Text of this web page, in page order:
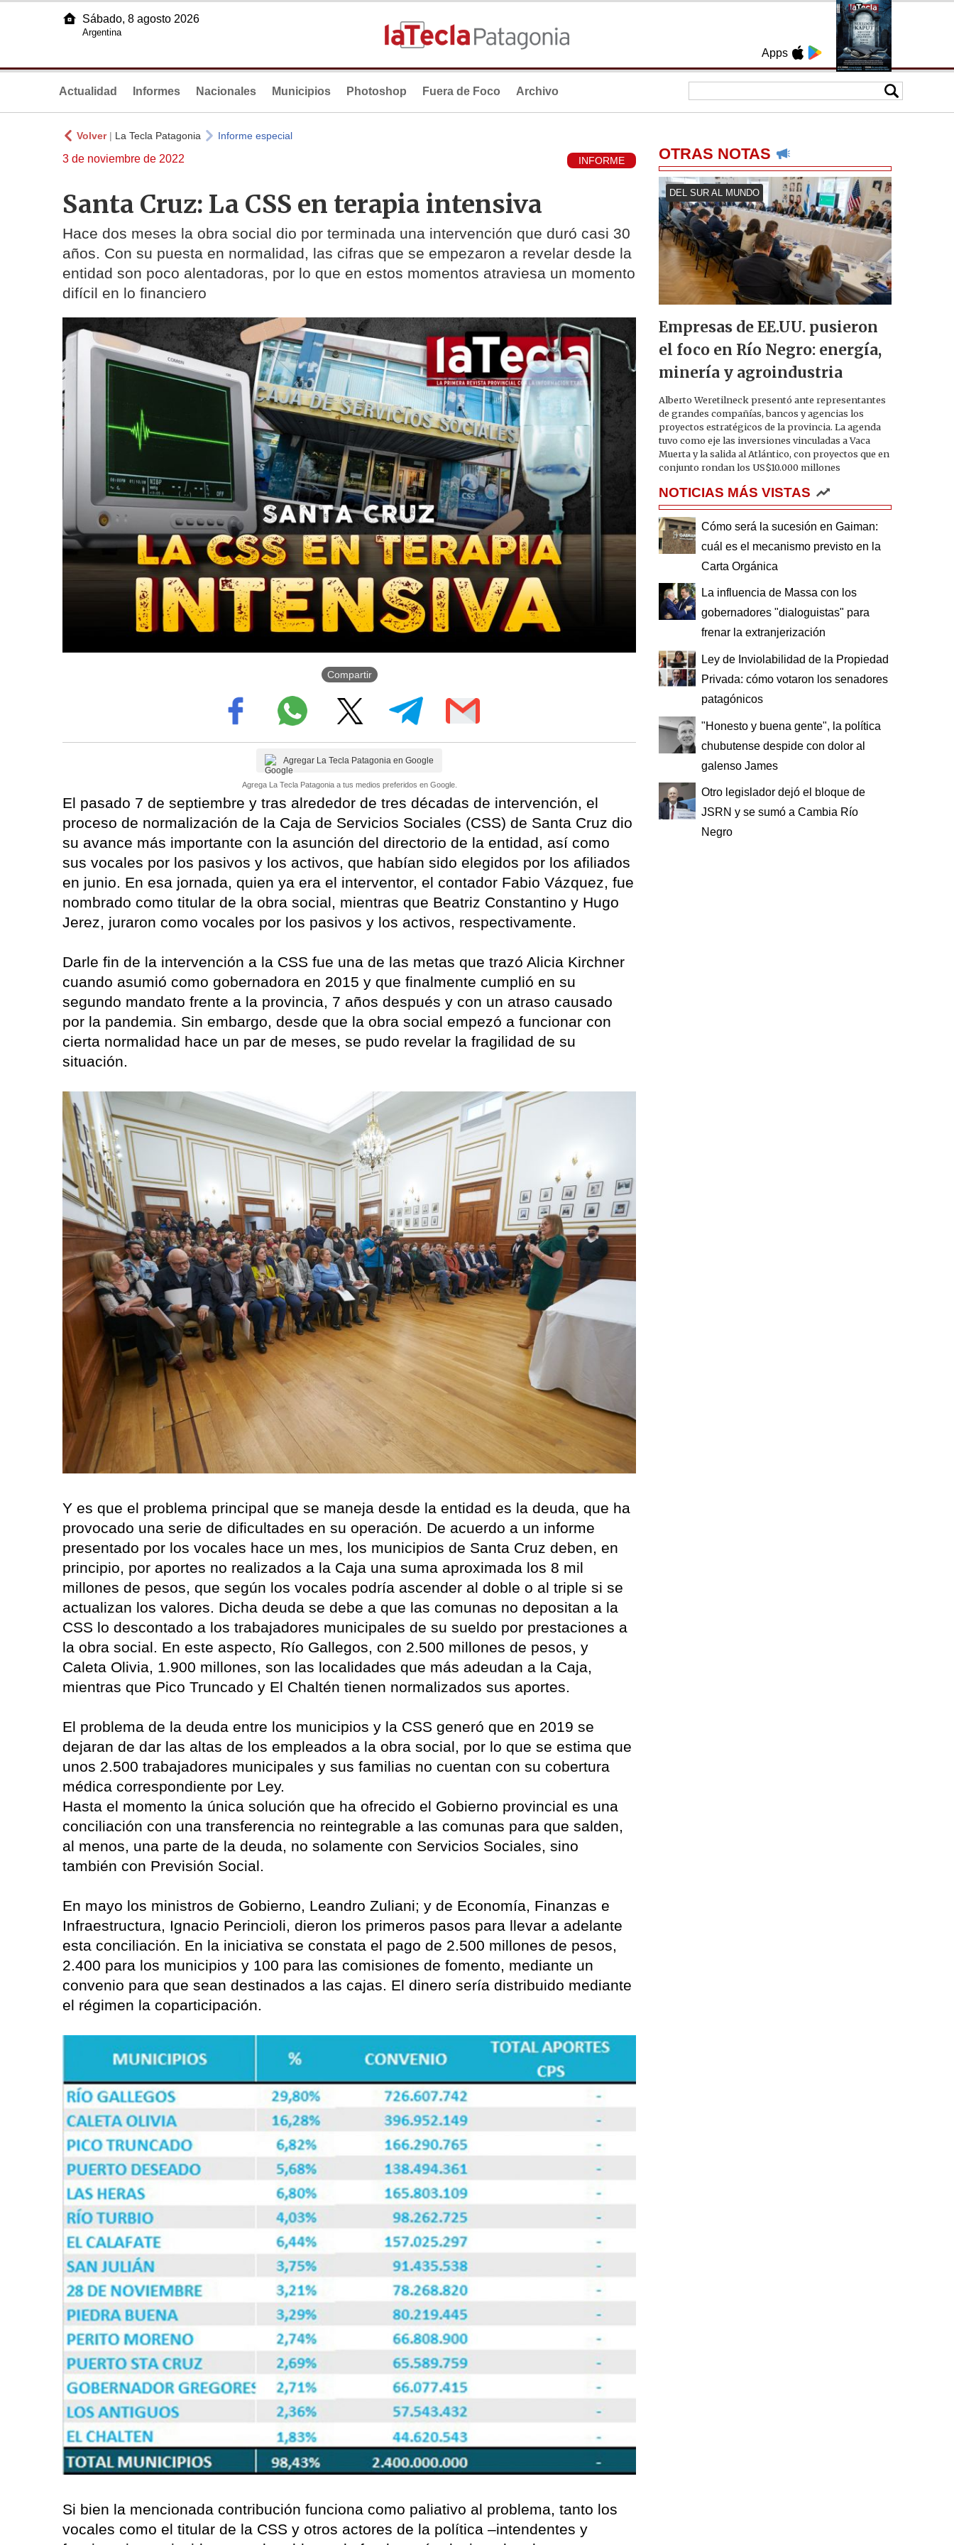
Apps
Sábado, 8 agosto 2026
Argentina
Actualidad Informes Nacionales Municipios Photoshop Fuera de Foco Archivo
Volver| La Tecla Patagonia Informe especial
3 de noviembre de 2022 INFORME
Santa Cruz: La CSS en terapia intensiva
Hace dos meses la obra social dio por terminada una intervención que duró casi 30
años. Con su puesta en normalidad, las cifras que se empezaron a revelar desde la
entidad son poco alentadoras, por lo que en estos momentos atraviesa un momento
difícil en lo financiero
Compartir
Agregar La Tecla Patagonia en Google
Agrega La Tecla Patagonia a tus medios preferidos en Google.
El pasado 7 de septiembre y tras alrededor de tres décadas de intervención, el
proceso de normalización de la Caja de Servicios Sociales (CSS) de Santa Cruz dio
su avance más importante con la asunción del directorio de la entidad, así como
sus vocales por los pasivos y los activos, que habían sido elegidos por los afiliados
en junio. En esa jornada, quien ya era el interventor, el contador Fabio Vázquez, fue
nombrado como titular de la obra social, mientras que Beatriz Constantino y Hugo
Jerez, juraron como vocales por los pasivos y los activos, respectivamente.
Darle fin de la intervención a la CSS fue una de las metas que trazó Alicia Kirchner
cuando asumió como gobernadora en 2015 y que finalmente cumplió en su
segundo mandato frente a la provincia, 7 años después y con un atraso causado
por la pandemia. Sin embargo, desde que la obra social empezó a funcionar con
cierta normalidad hace un par de meses, se pudo revelar la fragilidad de su
situación.
Y es que el problema principal que se maneja desde la entidad es la deuda, que ha
provocado una serie de dificultades en su operación. De acuerdo a un informe
presentado por los vocales hace un mes, los municipios de Santa Cruz deben, en
principio, por aportes no realizados a la Caja una suma aproximada los 8 mil
millones de pesos, que según los vocales podría ascender al doble o al triple si se
actualizan los valores. Dicha deuda se debe a que las comunas no depositan a la
CSS lo descontado a los trabajadores municipales de su sueldo por prestaciones a
la obra social. En este aspecto, Río Gallegos, con 2.500 millones de pesos, y
Caleta Olivia, 1.900 millones, son las localidades que más adeudan a la Caja,
mientras que Pico Truncado y El Chaltén tienen normalizados sus aportes.
El problema de la deuda entre los municipios y la CSS generó que en 2019 se
dejaran de dar las altas de los empleados a la obra social, por lo que se estima que
unos 2.500 trabajadores municipales y sus familias no cuentan con su cobertura
médica correspondiente por Ley.
Hasta el momento la única solución que ha ofrecido el Gobierno provincial es una
conciliación con una transferencia no reintegrable a las comunas para que salden,
al menos, una parte de la deuda, no solamente con Servicios Sociales, sino
también con Previsión Social.
En mayo los ministros de Gobierno, Leandro Zuliani; y de Economía, Finanzas e
Infraestructura, Ignacio Perincioli, dieron los primeros pasos para llevar a adelante
esta conciliación. En la iniciativa se constata el pago de 2.500 millones de pesos,
2.400 para los municipios y 100 para las comisiones de fomento, mediante un
convenio para que sean destinados a las cajas. El dinero sería distribuido mediante
el régimen la coparticipación.
Si bien la mencionada contribución funciona como paliativo al problema, tanto los
vocales como el titular de la CSS y otros actores de la política –intendentes y
OTRAS NOTAS
DEL SUR AL MUNDO
Empresas de EE.UU. pusieron
el foco en Río Negro: energía,
minería y agroindustria
Alberto Weretilneck presentó ante representantes
de grandes compañías, bancos y agencias los
proyectos estratégicos de la provincia. La agenda
tuvo como eje las inversiones vinculadas a Vaca
Muerta y la salida al Atlántico, con proyectos que en
conjunto rondan los US$10.000 millones
NOTICIAS MÁS VISTAS
Cómo será la sucesión en Gaiman:
cuál es el mecanismo previsto en la
Carta Orgánica
La influencia de Massa con los
gobernadores "dialoguistas" para
frenar la extranjerización
Ley de Inviolabilidad de la Propiedad
Privada: cómo votaron los senadores
patagónicos
"Honesto y buena gente", la política
chubutense despide con dolor al
galenso James
Otro legislador dejó el bloque de
JSRN y se sumó a Cambia Río
Negro